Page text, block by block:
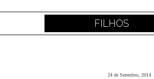
FILHOS
24 de Setembro, 2014